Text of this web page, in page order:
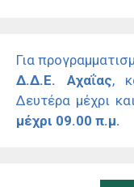
Για
Δ.Δ.Ε. Αχαΐας,
Δευτέρα μέχρι
μέχρι 09.00 π.μ.